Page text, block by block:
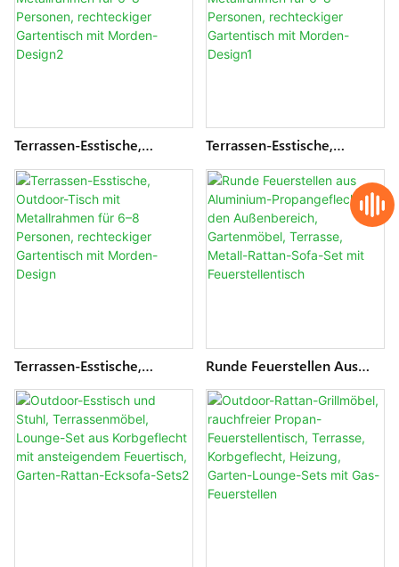
Design4
Design3
Terrassen-Esstische,
Metallrahmen Für 6–8
Personen, Rechteckiger
Gartentisch Mit Morden-
Design2
Terrassen-Esstische,
Metallrahmen Für 6–8
Personen, Rechteckiger
Gartentisch Mit Morden-
Design1
Terrassen-Esstische,
Metallrahmen Für 6–8
Personen, Rechteckiger
Gartentisch Mit Morden-
Design
Runde Feuerstellen Aus
Für Den Außenbereich,
Gartenmöbel, Terrasse,
Metall-Rattan-Sofa-Set Mit
Feuerstellentisch